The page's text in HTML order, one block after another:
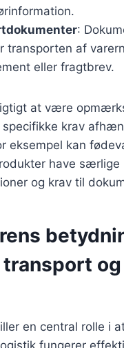
:
transporten af
eller fragtbrev.
at være
krav
eksempel kan
have særlige
og krav til
og
en central rolle i
fungerer